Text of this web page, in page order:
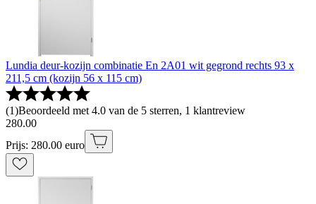
Lundia deur-kozijn combinatie En 2A01 wit gegrond rechts 93 x
211,5 cm (kozijn 56 x 115 cm)
(1)Beoordeeld met 4.0 van de 5 sterren, 1 klantreview
280.00
Prijs: 280.00 euro